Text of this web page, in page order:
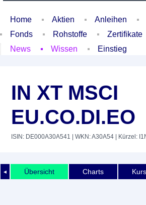
Home Aktien Anleihen
Fonds
Rohstoffe Zertifikate
News
Wissen Einstieg
IN XT MSCI
EU.CO.DI.EO
ISIN: DE000A30A541 | WKN: A30A54 | Kürzel:
◄ Übersicht Charts